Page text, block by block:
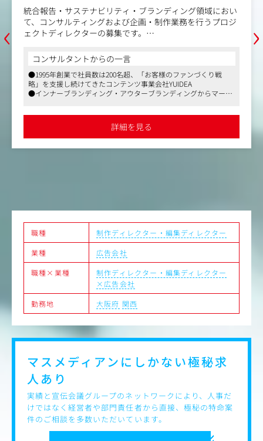
＜主なターゲット＞
・展示会出展をはじめとした、セールスプロモーションに
関する問い合わせ顧客
・おもに製造業、情報通信業等の展示会出展企業
力等）を中心としたグループ外企業
※西日本エリアは、大阪本社メンバーと連携し営業を展開
＜戦略商材の一例＞
・展示会装飾＋コールセンターサービス（テレアポ代行）
・弊社提供 TV番組 キラッとビジネスチャンネル
企業の魅力や取り組みを、テレビの力でわかりやすく発
・「展サポ」経由の新規問合せが多数あり、営業担当にと
っては強い武器の一つになっています。
‹
統合報告・サステナビリティ・ブランディング領域におい
て、コンサルティングおよび企画・制作業務を行うプロジ
ェクトディレクターの募集です。
サステナビリティを軸に、東証プライム市場上場の大手企
業が抱える株主、従業員、顧客などとのコミュニケーショ
ン課題を解決します。
課題整理やグローバルに求められる情報の把握を行い、企
ナビリティレポートの制作を通じて情報開示を支援しま
＜具体的には＞
1.統合報告・サステナビリティ領域
同社のクライアントは80％以上がプライム市場の企業で、
90%以上が直接の取引であることが強みです。配属部署で
は、これらのクライアントに対して、統合報告書・サステ
ナビリティレポート・会社案内といった紙媒体や、コーポ
レートサイト等のWeb媒体の企画から制作までを担ってい
リサーチ&プランニングの視点を持ちながら、顧客の目的
制作物の企画提案、編集制作を担当しています。（ご経験
に応じてアカウント管理や、リサーチチームの立ち上げ等
のマネージメントも視野に活躍いただきます。）
2.ブランディング領域
に、従業員の行動変容によってブランド価値を高めていく
インターナルブランディングや、サステナブルな視点での
商品開発・サービス開発・PR支援ほか、取り組みを社外に
発信していくエクスターナルブランディングを支援してい
コンサルタントからの一言
●1995年創業で社員数は200名超、「お客様のファンづくり戦
略」を支援し続けてきたコンテンツ事業会社YUIDEA
●インナーブランディング・アウターブランディングからマーケ
詳細を見る
›
職種
制作ディレクター・編集ディレクター
業種
広告会社
職種×業種
制作ディレクター・編集ディレクター
×広告会社
勤務地
大阪府 関西
マスメディアンにしかない極秘求
人あり
実績と宣伝会議グループのネットワークにより、人事だ
けではなく経営者や部門責任者から直接、極秘の特命案
件のご相談を多数いただいています。